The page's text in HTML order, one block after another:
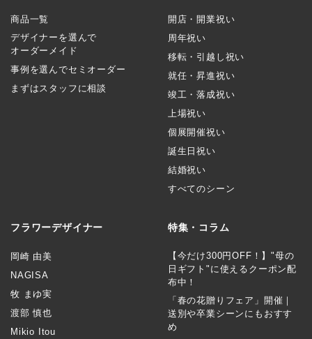
商品一覧
デザイナーを選んで
オーダーメイド
事例を選んでセミオーダー
まずはスタッフに相談
開店・開業祝い
周年祝い
移転・引越し祝い
就任・昇進祝い
竣工・落成祝い
上場祝い
個展開催祝い
誕生日祝い
結婚祝い
すべてのシーン
フラワーデザイナー
岡崎 由美
NAGISA
牧 まゆ実
渡部 慎也
Mikio Itou
特集・コラム
【今だけ300円OFF！】"母の
日ギフト"に使えるクーポン配
布中！
「春の花贈りフェア」開催｜
送別や卒業シーンにもおすす
め